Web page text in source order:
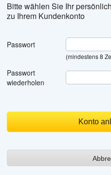
Bitte wählen Sie Ihr
zu Ihrem Kundenkonto
Passwort
(mindestens 8
Passwort
wiederholen
Konto